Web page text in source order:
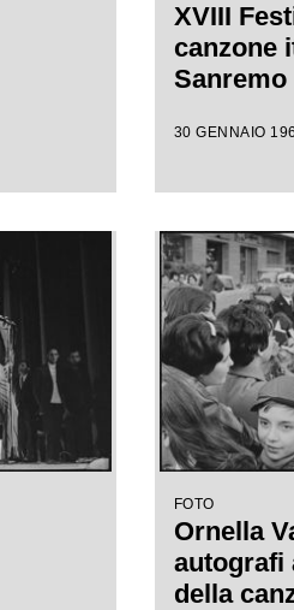
XVIII
canzone
Sanremo
30 GENNAIO
FOTO
Ornella
autografi
della